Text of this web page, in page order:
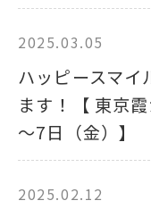
2025.03.05
ハッピースマイ
ます！【 東京
～7日（金）】
2025.02.12